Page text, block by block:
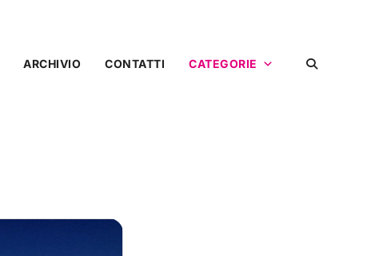
ARCHIVIO CONTATTI CATEGORIE